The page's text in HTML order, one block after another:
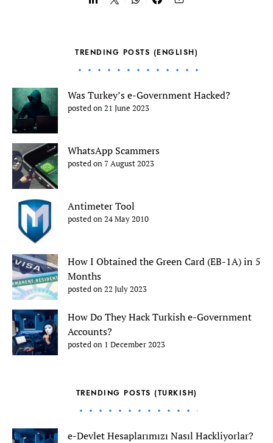
TRENDING POSTS (ENGLISH)
Was Turkey’s e-Government Hacked?
posted on 21 June 2023
WhatsApp Scammers
posted on 7 August 2023
Antimeter Tool
posted on 24 May 2010
How I Obtained the Green Card (EB-1A) in 5
Months
posted on 22 July 2023
How Do They Hack Turkish e-Government
Accounts?
posted on 1 December 2023
TRENDING POSTS (TURKISH)
e-Devlet Hesaplarımızı Nasıl Hackliyorlar?